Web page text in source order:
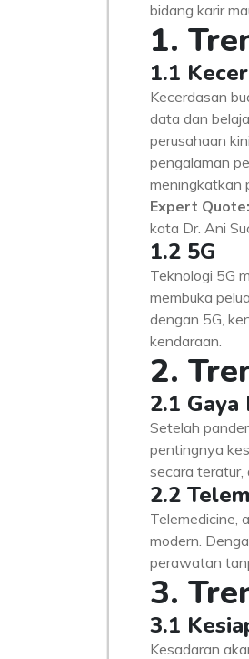
bidang karir
1.
1.1
Kecerdasan
data dan
perusahaan
pengalaman
meningkatkan
Expert Quote:
kata Dr. Ani
1.2 5G
Teknologi 5G
membuka
dengan 5G,
kendaraan.
2.
2.1
Setelah
pentingnya
secara teratur,
2.2
Telemedicine,
modern.
perawatan
3.
3.1
Kesadaran